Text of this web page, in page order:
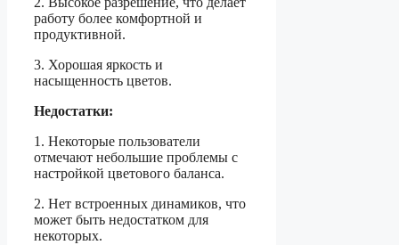
работу более комфортной и
продуктивной.
3. Хорошая яркость и
насыщенность цветов.
Недостатки:
1. Некоторые пользователи
отмечают небольшие проблемы с
настройкой цветового баланса.
2. Нет встроенных динамиков, что
может быть недостатком для
некоторых.